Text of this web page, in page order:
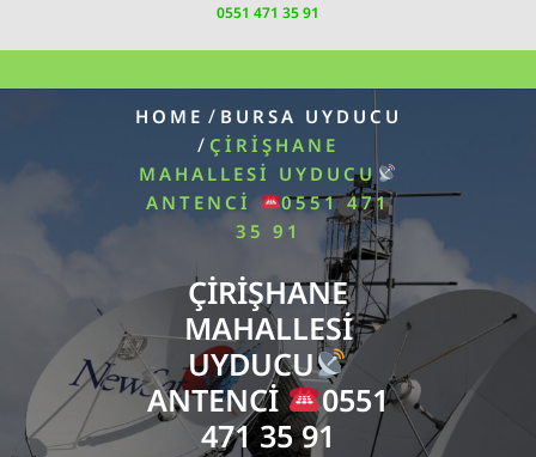
0551 471 35 91
HOME / BURSA UYDUCU
/ ÇIRIŞHANE
MAHALLESI UYDUCU
ANTENCI
0551 471
35 91
ÇIRIŞHANE
MAHALLESI
UYDUCU
ANTENCI
0551
471 35 91